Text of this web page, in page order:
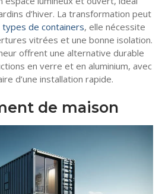
d’hiver. La transformation peut
de containers, elle nécessite
vitrées et une bonne isolation.
offrent une alternative durable
en verre et en aluminium, avec
d’une installation rapide.
de maison